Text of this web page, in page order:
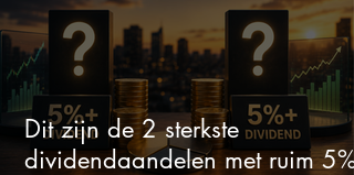
Dit zijn de 2 sterkste
dividendaandelen met ruim 5%